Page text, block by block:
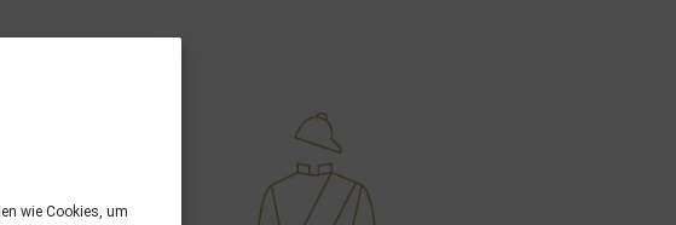
wie Cookies, um